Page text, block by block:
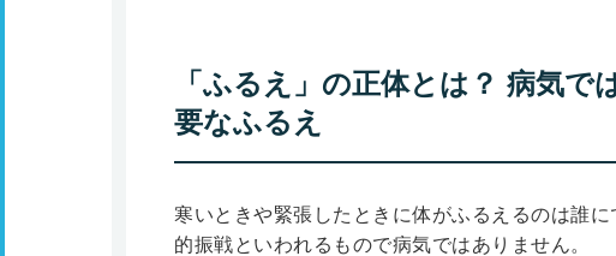
「ふるえ」の正体とは？ 病気
要なふるえ
寒いときや緊張したときに体がふるえるのは誰
的振戦といわれるもので病気ではありません。